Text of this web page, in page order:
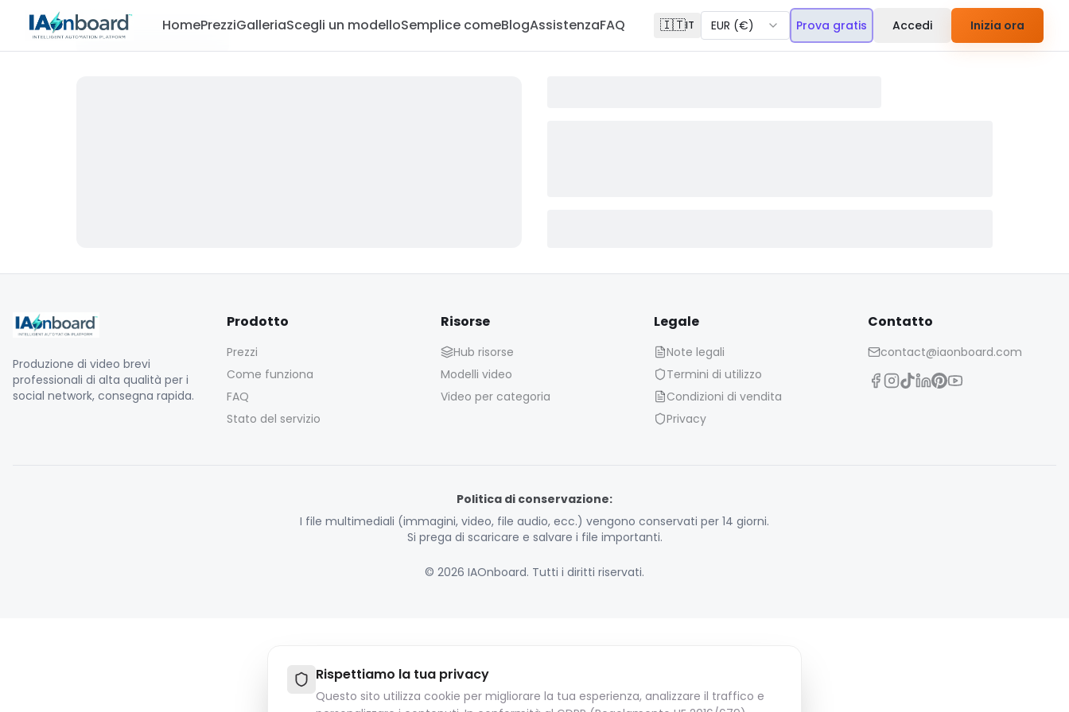
Rispettiamo la tua privacy
Questo sito utilizza cookie per migliorare la tua esperienza, analizzare il traffico e
HomePrezziGalleriaScegli un modelloSemplice comeBlogAssistenzaFAQ 🇮🇹IT EUR (€) Prova gratis Accedi Inizia ora
Produzione di video brevi
professionali di alta qualità per i
social network, consegna rapida.
Prodotto
Prezzi
Come funziona
FAQ
Stato del servizio
Risorse
Hub risorse
Modelli video
Video per categoria
Legale
Note legali
Termini di utilizzo
Condizioni di vendita
Privacy
Contatto
contact@iaonboard.com
Politica di conservazione:
I file multimediali (immagini, video, file audio, ecc.) vengono conservati per 14 giorni.
Si prega di scaricare e salvare i file importanti.
© 2026 IAOnboard. Tutti i diritti riservati.